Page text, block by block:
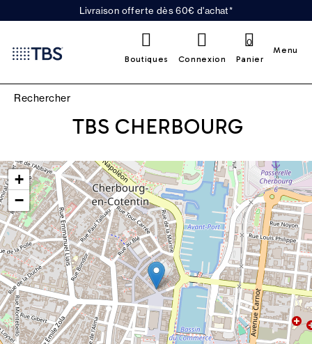
Livraison offerte dès 60€ d'achat*
Boutiques Connexion Panier
0
Menu
TBS CHERBOURG
+
−